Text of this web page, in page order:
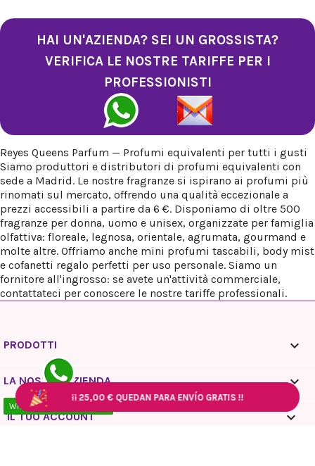
¡¡25,00 € QUEDAN PARA ENVÍO GRATIS !!
¡¡25,00 € QUEDAN PARA ENVÍO GRATIS !!
¡¡25,00 € QUEDAN PARA ENVÍO GRATIS !!
HAI UN'AZIENDA? SEI UN GROSSISTA?
VERIFICA LE NOSTRE TARIFFE PER I
PROFESSIONISTI
Reyes Queens Parfum — Profumi equivalenti per tutti i gusti
Siamo produttori e distributori di profumi equivalenti con
sede a Madrid. Le nostre fragranze si ispirano ai profumi più
rinomati sul mercato, offrendo una qualità eccezionale a
prezzi accessibili a partire da 6 €. Disponiamo di oltre 500
fragranze per donna, uomo e unisex, organizzate per famiglia
olfattiva: floreale, legnosa, orientale, agrumata, gourmand e
molte altre. Offriamo anche mini profumi tascabili, body mist
e cofanetti regalo perfetti per uso personale. Siamo un
fornitore all'ingrosso: se avete un'attività commerciale,
contattateci per conoscere le nostre tariffe professionali.
PRODOTTI 
LA NOSTRA AZIENDA 
IL TUO ACCOUNT 
WhatsApp - 10:00 / 18:00
¡¡25,00 € QUEDAN PARA ENVÍO GRATIS !!
¡¡25,00 € QUEDAN PARA ENVÍO GRATIS !!